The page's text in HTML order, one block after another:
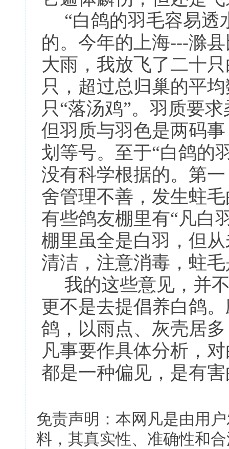
“白鸽的羽毛容易透
的。今年的上海---滁
大雨，我放飞了二十
只，超过总归巢的平
只“落汤鸡”。羽质要
但羽质与羽色是两码
划等号。至于“白鸽的
没有科学根据的。第
舍管理不善，发生蛀
有些鸽友棚里有“凡白
棚里虽全是白羽，但
清洁，注意消毒，蛀
我的这些意见，并
更不是去提倡养白鸽
鸽，以雨点、灰壳居
凡事要作具体分析，
都是一种偏见，是有
免责声明：本网凡是由用
料，其真实性、准确性和